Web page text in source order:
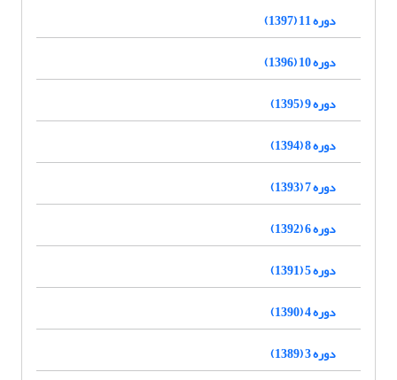
دوره 11 (1397)
دوره 10 (1396)
دوره 9 (1395)
دوره 8 (1394)
دوره 7 (1393)
دوره 6 (1392)
دوره 5 (1391)
دوره 4 (1390)
دوره 3 (1389)